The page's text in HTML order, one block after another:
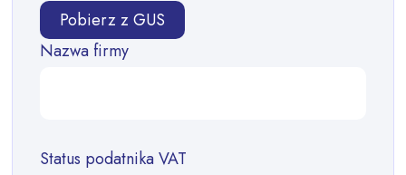
Pobierz z GUS
Nazwa firmy
Status podatnika VAT